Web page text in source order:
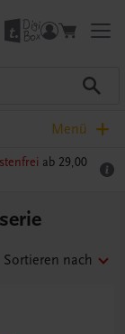
Menü
ab 29,00
Sortieren nach